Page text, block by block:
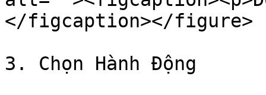
</figcaption></figure>
3. Chọn Hành Động